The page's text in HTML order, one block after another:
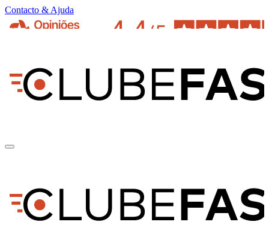
Contacto & Ajuda